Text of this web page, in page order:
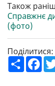
Також
Справжнє
(фото)
Поділитися:
П
о
F
a